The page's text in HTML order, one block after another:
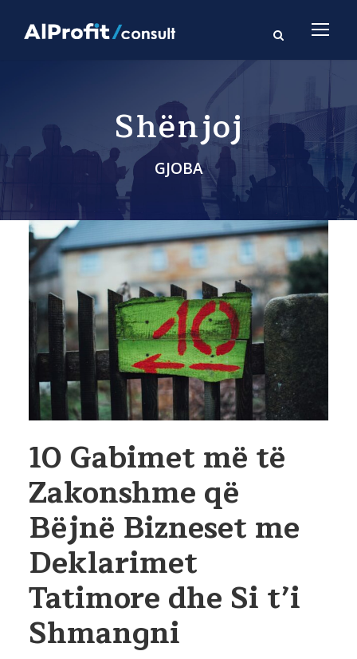
Shënjoj
GJOBA
10 Gabimet më të
Zakonshme që
Bëjnë Bizneset me
Deklarimet
Tatimore dhe Si t’i
Shmangni